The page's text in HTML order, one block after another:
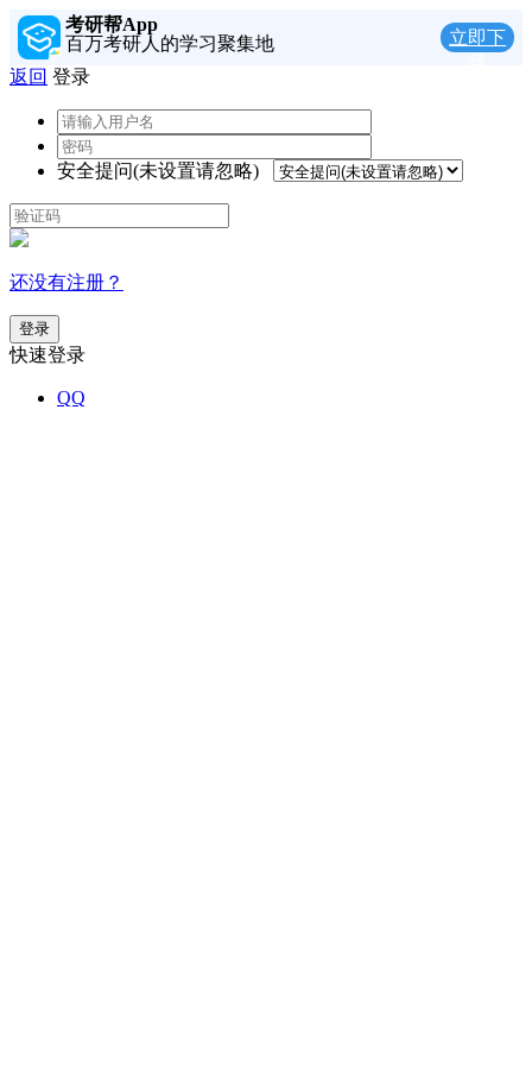
考研帮App
百万考研人的学习聚集地
立即下
返回 登录
安全提问(未设置请忽略)
还没有注册？
登录
快速登录
QQ